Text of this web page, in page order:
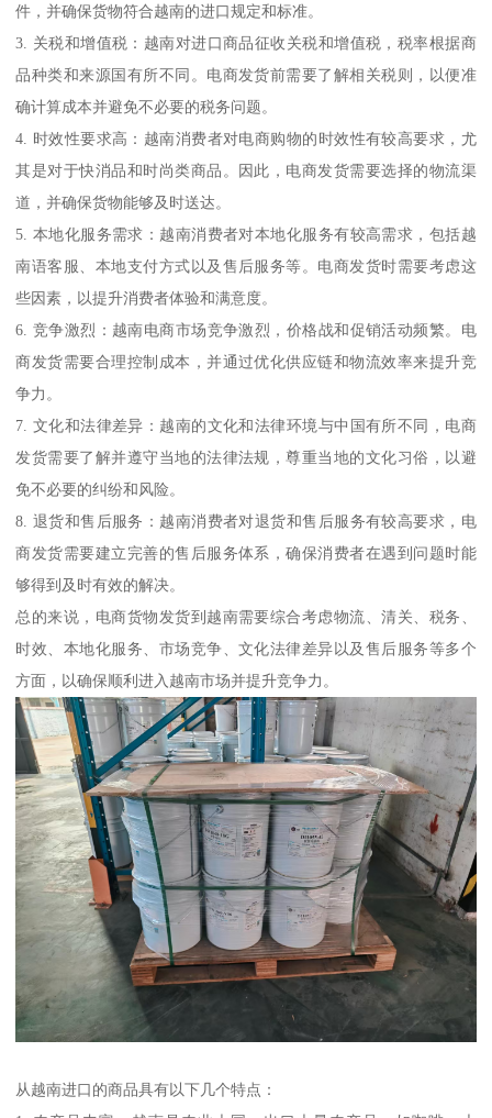
件，并确保货物符合越南的进口规定和标准。
3. 关税和增值税：越南对进口商品征收关税和增值税，税率根据商
品种类和来源国有所不同。电商发货前需要了解相关税则，以便准
确计算成本并避免不必要的税务问题。
4. 时效性要求高：越南消费者对电商购物的时效性有较高要求，尤
其是对于快消品和时尚类商品。因此，电商发货需要选择的物流渠
道，并确保货物能够及时送达。
5. 本地化服务需求：越南消费者对本地化服务有较高需求，包括越
南语客服、本地支付方式以及售后服务等。电商发货时需要考虑这
些因素，以提升消费者体验和满意度。
6. 竞争激烈：越南电商市场竞争激烈，价格战和促销活动频繁。电
商发货需要合理控制成本，并通过优化供应链和物流效率来提升竞
争力。
7. 文化和法律差异：越南的文化和法律环境与中国有所不同，电商
发货需要了解并遵守当地的法律法规，尊重当地的文化习俗，以避
免不必要的纠纷和风险。
8. 退货和售后服务：越南消费者对退货和售后服务有较高要求，电
商发货需要建立完善的售后服务体系，确保消费者在遇到问题时能
够得到及时有效的解决。
总的来说，电商货物发货到越南需要综合考虑物流、清关、税务、
时效、本地化服务、市场竞争、文化法律差异以及售后服务等多个
方面，以确保顺利进入越南市场并提升竞争力。
从越南进口的商品具有以下几个特点：